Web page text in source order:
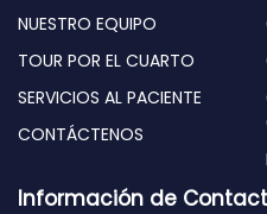
NUESTRO EQUIPO
TOUR POR EL CUARTO
SERVICIOS AL PACIENTE
CONTÁCTENOS
Información de